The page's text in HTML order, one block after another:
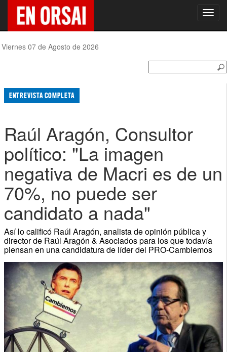
Viernes 07 de Agosto de 2026
ENTREVISTA COMPLETA
Raúl Aragón, Consultor
político: "La imagen
negativa de Macri es de un
70%, no puede ser
candidato a nada"
Así lo calificó Raúl Aragón, analista de opinión pública y
director de Raúl Aragón & Asociados para los que todavía
piensan en una candidatura de líder del PRO-Cambiemos